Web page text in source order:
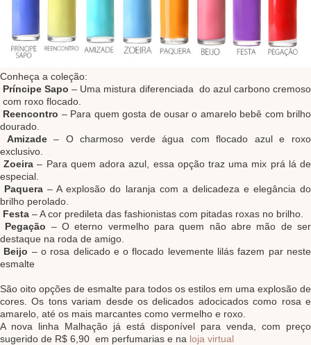
Conheça a coleção:
Príncipe Sapo – Uma mistura diferenciada do azul carbono cremoso
com roxo flocado.
Reencontro – Para quem gosta de ousar o amarelo bebê com brilho
dourado.
Amizade– O charmoso verde água com flocado azul e roxo
exclusivo.
Zoeira– Para quem adora azul, essa opção traz uma mix prá lá de
especial.
Paquera– A explosão do laranja com a delicadeza e elegância do
brilho perolado.
Festa – A cor predileta das fashionistas com pitadas roxas no brilho.
Pegação – O eterno vermelho para quem não abre mão de ser
destaque na roda de amigo.
Beijo – o rosa delicado e o flocado levemente lilás fazem par neste
esmalte
São oito opções de esmalte para todos os estilos em uma explosão de
cores. Os tons variam desde os delicados adocicados como rosa e
amarelo, até os mais marcantes como vermelho e roxo.
A nova linha Malhação já está disponível para venda, com preço
sugerido de R$ 6,90 em perfumarias e na loja virtual